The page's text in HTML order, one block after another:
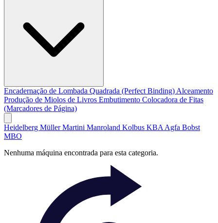
Encadernação de Lombada Quadrada (Perfect Binding) Alceamento
Produção de Miolos de Livros Embutimento Colocadora de Fitas
(Marcadores de Página)
Heidelberg Müller Martini Manroland Kolbus KBA Agfa Bobst
MBO
Nenhuma máquina encontrada para esta categoria.